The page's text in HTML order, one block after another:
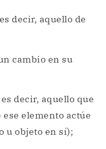
decir, aquello de
cambio en su
es decir, aquello que
elemento actúe
u objeto en sí);